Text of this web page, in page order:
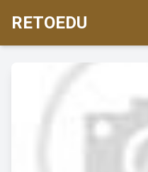
RETOEDU